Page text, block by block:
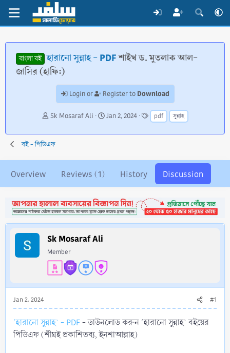
বাংলা বই হারানো সুন্নাহ - PDFশাইখ ড. মুতলাক আল-
জাসির (হাফি:)
Login or Register to Download
T
r
e
d
r
t
e
Sk Mosaraf Ali
S
a
d
Jan 2, 2024
T
a
g
pdf সুন্নাহ
বই - পিডিএফ
Overview Reviews (1) History Discussion
Sk Mosaraf Ali
Member
Jan 2, 2024 #1
‘হারানো সুন্নাহ’ - PDF- ডাউনলোড করুন ‘হারানো সুন্নাহ’ বইয়ের
পিডিএফ (শীঘ্রই প্রকাশিতব্য, ইনশাআল্লাহ)